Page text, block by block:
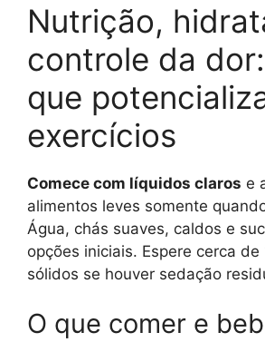
Nutrição,
controle da
que
exercícios
Comece com líquidos claros e
alimentos leves somente
Água, chás suaves, caldos e
opções iniciais. Espere cerca de
sólidos se houver sedação
O que comer e